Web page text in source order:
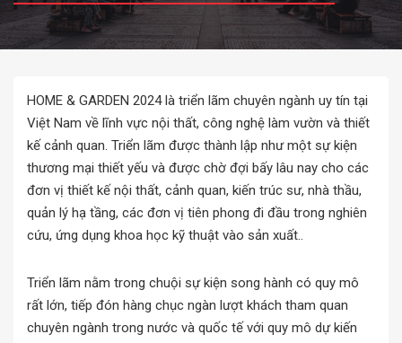
HOME & GARDEN 2024 là triển lãm chuyên ngành uy tín tại
Việt Nam về lĩnh vực nội thất, công nghệ làm vườn và thiết
kế cảnh quan. Triển lãm được thành lập như một sự kiện
thương mại thiết yếu và được chờ đợi bấy lâu nay cho các
đơn vị thiết kế nội thất, cảnh quan, kiến trúc sư, nhà thầu,
quản lý hạ tầng, các đơn vị tiên phong đi đầu trong nghiên
cứu, ứng dụng khoa học kỹ thuật vào sản xuất..
Triển lãm nằm trong chuội sự kiện song hành có quy mô
rất lớn, tiếp đón hàng chục ngàn lượt khách tham quan
chuyên ngành trong nước và quốc tế với quy mô dự kiến